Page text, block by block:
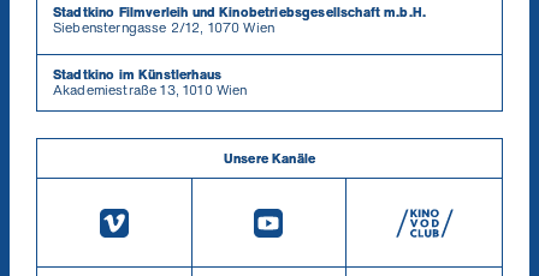
Stadtkino Filmverleih und Kinobetriebsgesellschaft m.b.H.
Siebensterngasse 2/12, 1070 Wien
Stadtkino im Künstlerhaus
Akademiestraße 13, 1010 Wien
Unsere Kanäle